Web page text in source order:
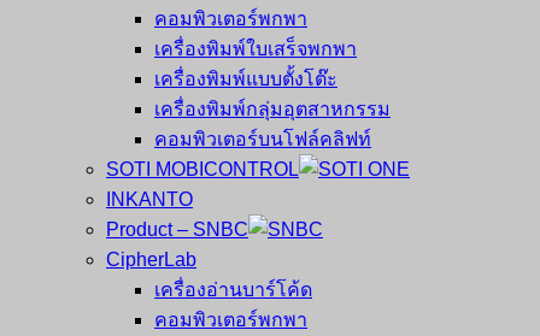
คอมพิวเตอร์พกพา
เครื่องพิมพ์ใบเสร็จพกพา
เครื่องพิมพ์แบบตั้งโต๊ะ
เครื่องพิมพ์กลุ่มอุตสาหกรรม
คอมพิวเตอร์บนโฟล์คลิฟท์
SOTI MOBICONTROL
INKANTO
Product – SNBC
CipherLab
เครื่องอ่านบาร์โค้ด
คอมพิวเตอร์พกพา